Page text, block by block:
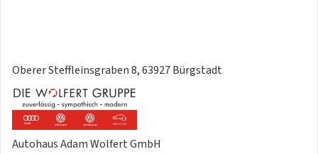
hinten
Garantie 24 Monate ab Tag der Erstzulassung, Angaben zum
Hersteller: Volkswagen AG, Volkswagen, Berliner Ring 2,
38440 Wolfsburg, Deutschland,
kundenbetreuung(at)Kontakt, Produktinformationen:
Oberer Steffleinsgraben 8, 63927 Bürgstadt
Autohaus Adam Wolfert GmbH